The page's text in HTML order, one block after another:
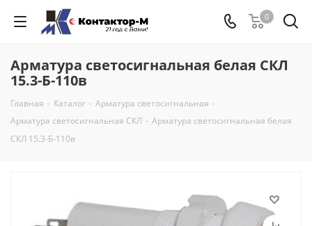
0
Арматура светосигнальная белая СКЛ
15.3-Б-110в
Главная - Каталог - Арматура светосигнальная -
Арматура светосигнальная СКЛ - Арматура светосигнальная белая
СКЛ 15.3-Б-110в